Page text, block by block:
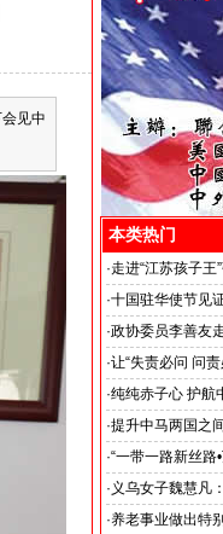
见中
本类热门
·走进“江苏孩子王
·十国驻华使节见
签署战略合作备
·政协委员李善友
·让“失责必问 问
·纯纯赤子心 护航
·提升中马两国之
马达加斯加总统
闻社社务会主席
·“一带一路新丝路
· 义乌女子魏慧凡
·养老事业做出特